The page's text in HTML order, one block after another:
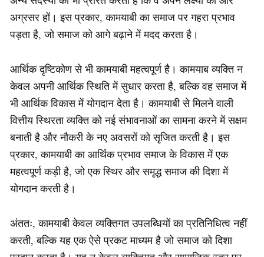
अग्रसर हों। इस प्रकार, कामयाबी का समाज पर गहरा प्रभाव
पड़ता है, जो समाज को आगे बढ़ाने में मदद करता है।
आर्थिक दृष्टिकोण से भी कामयाबी महत्वपूर्ण है। कामयाब व्यक्ति न
केवल अपनी आर्थिक स्थिति में सुधार करता है, बल्कि वह समाज में
भी आर्थिक विकास में योगदान देता है। कामयाबी से मिलने वाली
वित्तीय स्थिरता व्यक्ति को नई संभावनाओं का सामना करने में सक्षम
बनाती है और नौकरी के नए अवसरों को सृजित करती है। इस
प्रकार, कामयाबी का आर्थिक प्रभाव समाज के विकास में एक
महत्वपूर्ण कड़ी है, जो एक स्थिर और समृद्ध समाज की दिशा में
योगदान करती है।
अंततः, कामयाबी केवल व्यक्तिगत उपलब्धियों का प्रतिनिधित्व नहीं
करती, बल्कि यह एक ऐसे प्रकट माध्यम है जो समाज को दिशा